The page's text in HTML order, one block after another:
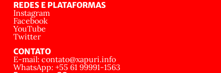
REDES E PLATAFORMAS
Instagram
Facebook
YouTube
Twitter
CONTATO
E-mail: contato@xapuri.info
WhatsApp: +55 61 99991-1563